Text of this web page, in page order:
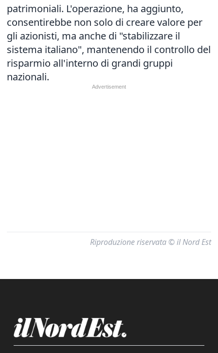
patrimoniali. L'operazione, ha aggiunto,
consentirebbe non solo di creare valore per
gli azionisti, ma anche di "stabilizzare il
sistema italiano", mantenendo il controllo del
risparmio all'interno di grandi gruppi
nazionali.
Riproduzione riservata © il Nord Est